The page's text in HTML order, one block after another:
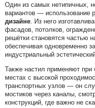
Один из самых нетипичных,
вариантов — использование
дизайне . Из него
фасадов, потолков,
решётки становятся частью
обеспечивая одновременно
индустриальный
Также настил применяют при
местах с высокой
транспортных узлов — он
мостиков через каналы,
конструкций, где важно не